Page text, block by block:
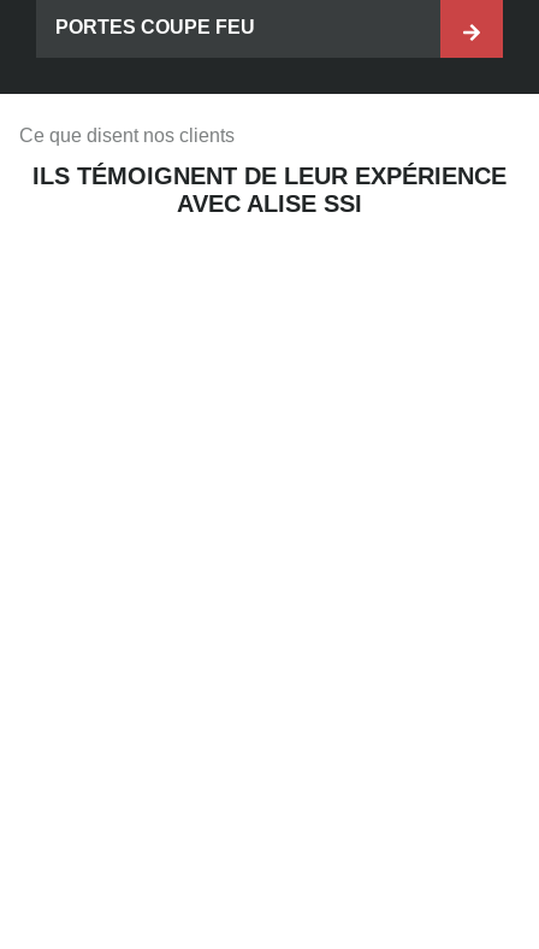
PORTES COUPE FEU
Ce que disent nos clients
ILS TÉMOIGNENT DE LEUR EXPÉRIENCE
AVEC ALISE SSI